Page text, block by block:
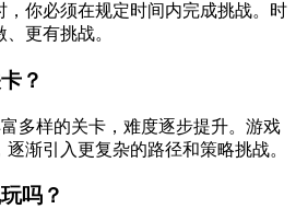
，你必须在规定时间内完成挑战。时
更有挑战。
？
多样的关卡，难度逐步提升。游戏
渐引入更复杂的路径和策略挑战。
吗？